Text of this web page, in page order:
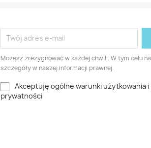
Możesz zrezygnować w każdej chwili. W tym celu
szczegóły w naszej informacji prawnej.
Akceptuję ogólne warunki użytkowania i
prywatności